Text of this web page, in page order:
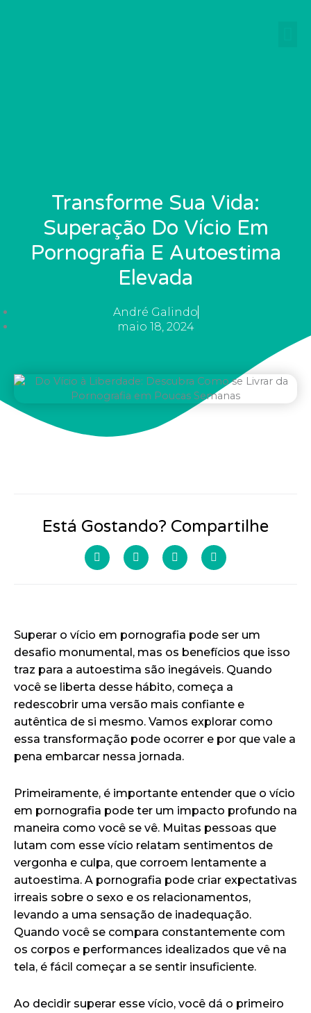
Transforme Sua Vida:
Superação Do Vício Em
Pornografia E Autoestima
Elevada
André Galindo
maio 18, 2024
Está Gostando? Compartilhe
Superar o vício em pornografia pode ser um
desafio monumental, mas os benefícios que isso
traz para a autoestima são inegáveis. Quando
você se liberta desse hábito, começa a
redescobrir uma versão mais confiante e
autêntica de si mesmo. Vamos explorar como
essa transformação pode ocorrer e por que vale a
pena embarcar nessa jornada.
Primeiramente, é importante entender que o vício
em pornografia pode ter um impacto profundo na
maneira como você se vê. Muitas pessoas que
lutam com esse vício relatam sentimentos de
vergonha e culpa, que corroem lentamente a
autoestima. A pornografia pode criar expectativas
irreais sobre o sexo e os relacionamentos,
levando a uma sensação de inadequação.
Quando você se compara constantemente com
os corpos e performances idealizados que vê na
tela, é fácil começar a se sentir insuficiente.
Ao decidir superar esse vício, você dá o primeiro